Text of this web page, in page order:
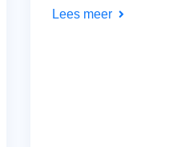
Lees meer